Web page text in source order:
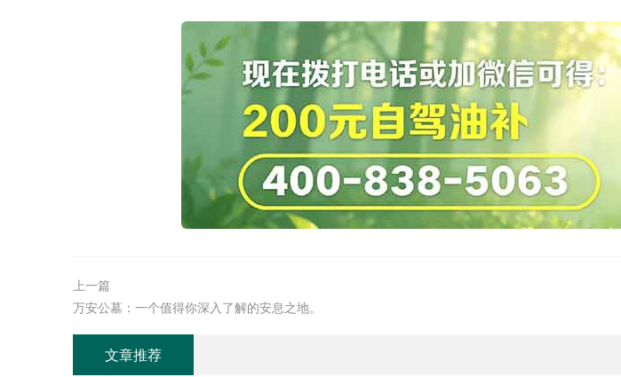
上一篇
万安公墓：一个值得你深入了解的安息之地。
文章推荐